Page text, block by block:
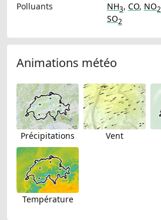
Polluants
NH3, CO, NO2
SO2
Animations météo
Précipitations Vent
Température